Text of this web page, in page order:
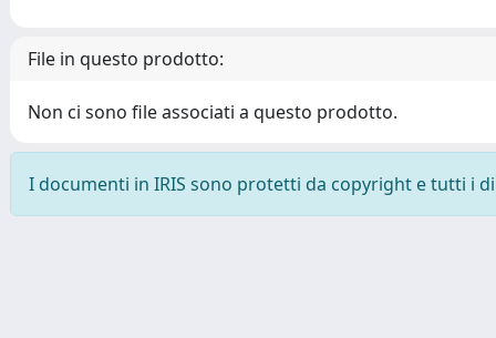
File in questo prodotto:
Non ci sono file associati a questo prodotto.
I documenti in IRIS sono protetti da copyright e tutti i